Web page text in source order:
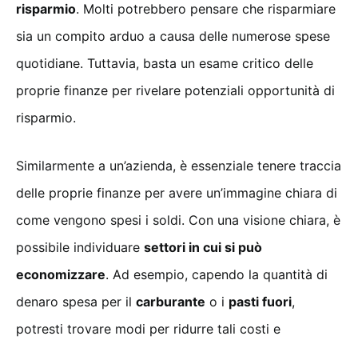
risparmio. Molti potrebbero pensare che risparmiare
sia un compito arduo a causa delle numerose spese
quotidiane. Tuttavia, basta un esame critico delle
proprie finanze per rivelare potenziali opportunità di
risparmio.
Similarmente a un’azienda, è essenziale tenere traccia
delle proprie finanze per avere un’immagine chiara di
come vengono spesi i soldi. Con una visione chiara, è
possibile individuare settori in cui si può
economizzare. Ad esempio, capendo la quantità di
denaro spesa per il carburante o i pasti fuori,
potresti trovare modi per ridurre tali costi e